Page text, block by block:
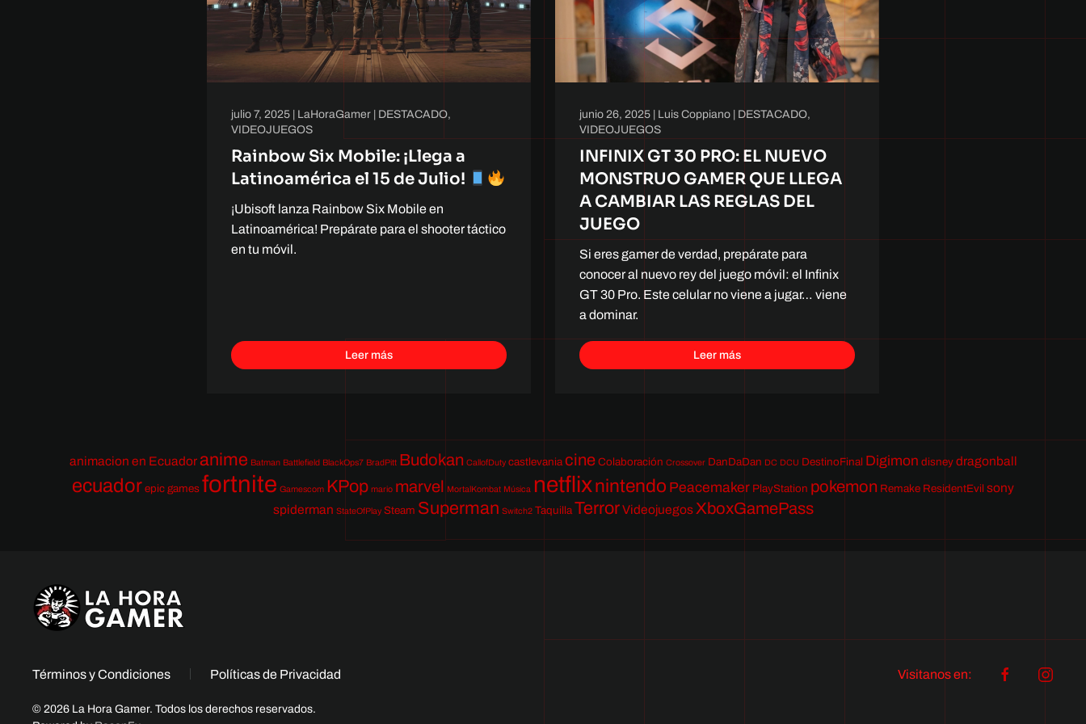
julio 7, 2025| LaHoraGamer| DESTACADO,
VIDEOJUEGOS
Rainbow Six Mobile: ¡Llega a
Latinoamérica el 15 de Julio!
¡Ubisoft lanza Rainbow Six Mobile en
Latinoamérica! Prepárate para el shooter táctico
en tu móvil.
Leer más
junio 26, 2025 | Luis Coppiano | DESTACADO,
VIDEOJUEGOS
INFINIX GT 30 PRO: EL NUEVO
MONSTRUO GAMER QUE LLEGA
A CAMBIAR LAS REGLAS DEL
JUEGO
Si eres gamer de verdad, prepárate para
conocer al nuevo rey del juego móvil: el Infinix
GT 30 Pro. Este celular no viene a jugar… viene
a dominar.
Leer más
animacion en Ecuador anime Batman Battlefield BlackOps7 BradPitt Budokan CallofDuty castlevania cine Colaboración Crossover DanDaDan DC DCU DestinoFinal Digimon disney dragonball
ecuador epic games fortnite Gamescom KPop mario marvel MortalKombat Música netflixnintendo Peacemaker PlayStation pokemon Remake ResidentEvil sony
spiderman StateOfPlay Steam Superman Switch2 Taquilla Terror Videojuegos XboxGamePass
Términos y Condiciones Políticas de Privacidad Visitanos en:
© 2026 La Hora Gamer. Todos los derechos reservados.